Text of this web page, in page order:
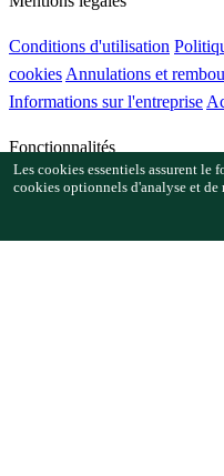
Conditions d'utilisation
cookies Annulations et
Informations sur l'entreprise
Fonctionnalités
Comment Leaftide fonctionne
Les cookies essentiels assurent le
cookies optionnels d'analyse et de